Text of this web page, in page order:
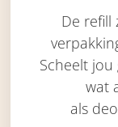
De refill
Scheelt jou
wat
als